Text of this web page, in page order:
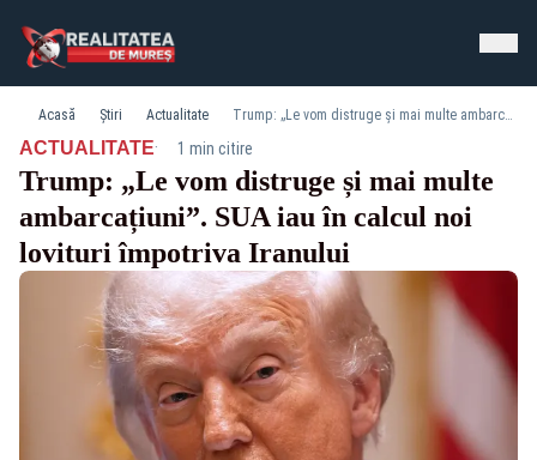
Acasă Știri Actualitate Trump: „Le vom distruge și mai multe ambarcațiuni”. SUA iau în calcul noi lovituri împotriva Iranului
ACTUALITATE· 1 min citire
Trump: „Le vom distruge și mai multe
ambarcațiuni”. SUA iau în calcul noi
lovituri împotriva Iranului